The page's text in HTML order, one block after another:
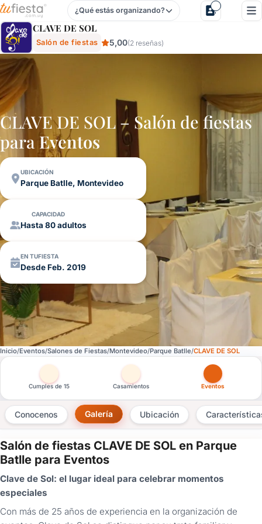
Clave De Sol - Salón De Fiestas En Parque Batlle,
¿Qué estás organizando?
CLAVE DE SOL
Salón de fiestas 5,00(2 reseñas)
CLAVE DE SOL – Salón de fiestas
para Eventos
UBICACIÓN
Parque Batlle, Montevideo
CAPACIDAD
Hasta 80 adultos
EN TUFIESTA
Desde Feb. 2019
Inicio Eventos Salones de Fiestas Montevideo Parque Batlle CLAVE DE SOL
Otras versiones de esta ficha por tipo de festejo
Cumples de 15 Casamientos Eventos
Conocenos Galería Ubicación
Salón de fiestas CLAVE DE SOL en Parque
Batlle para Eventos
Clave de Sol: el lugar ideal para celebrar momentos
especiales
Con más de 25 años de experiencia en la organización de
×
Consultar
tenés
cuenta?